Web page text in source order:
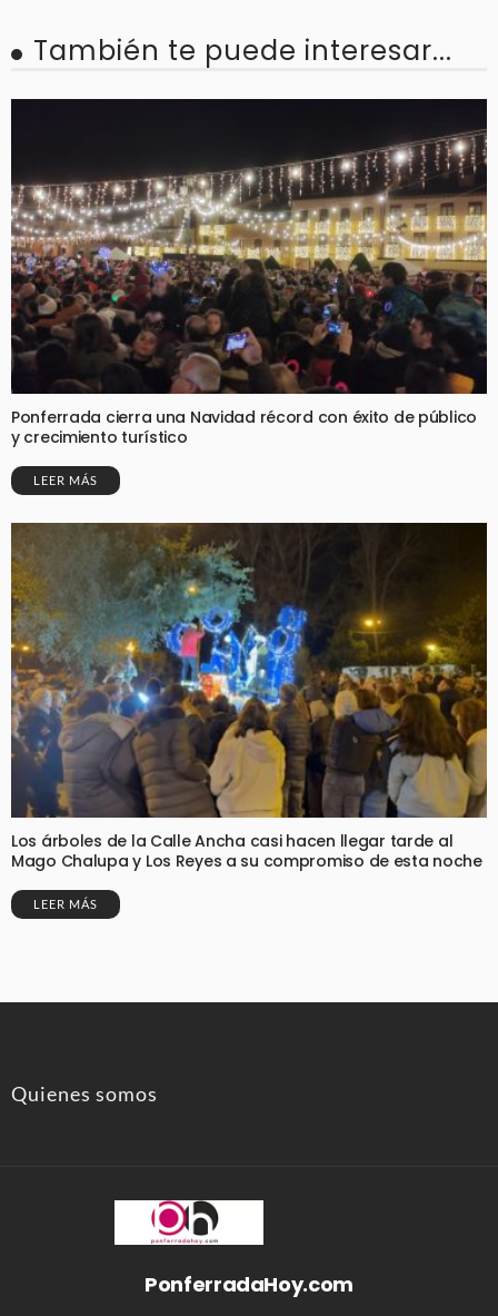
También te puede interesar...
Ponferrada cierra una Navidad récord con éxito de público
y crecimiento turístico
LEER MÁS
Los árboles de la Calle Ancha casi hacen llegar tarde al
Mago Chalupa y Los Reyes a su compromiso de esta noche
LEER MÁS
Quienes somos
PonferradaHoy.com